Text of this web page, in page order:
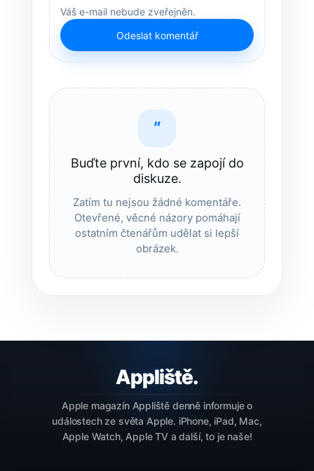
Váš e-mail nebude zveřejněn.
Odeslat komentář
“
Buďte první, kdo se zapojí do
diskuze.
Zatím tu nejsou žádné komentáře.
Otevřené, věcné názory pomáhají
ostatním čtenářům udělat si lepší
obrázek.
Apple magazín Appliště denně informuje o
událostech ze světa Apple. iPhone, iPad, Mac,
Apple Watch, Apple TV a další, to je naše!